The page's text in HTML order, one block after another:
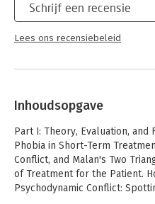
Schrijf een recensie
Lees ons recensiebeleid
Inhoudsopgave
Part I: Theory, Evaluation,
Phobia in Short-Term
Conflict, and Malan's Two
of Treatment for the Patient.
Psychodynamic Conflict: